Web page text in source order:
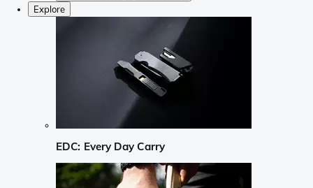
Explore
EDC: Every Day Carry